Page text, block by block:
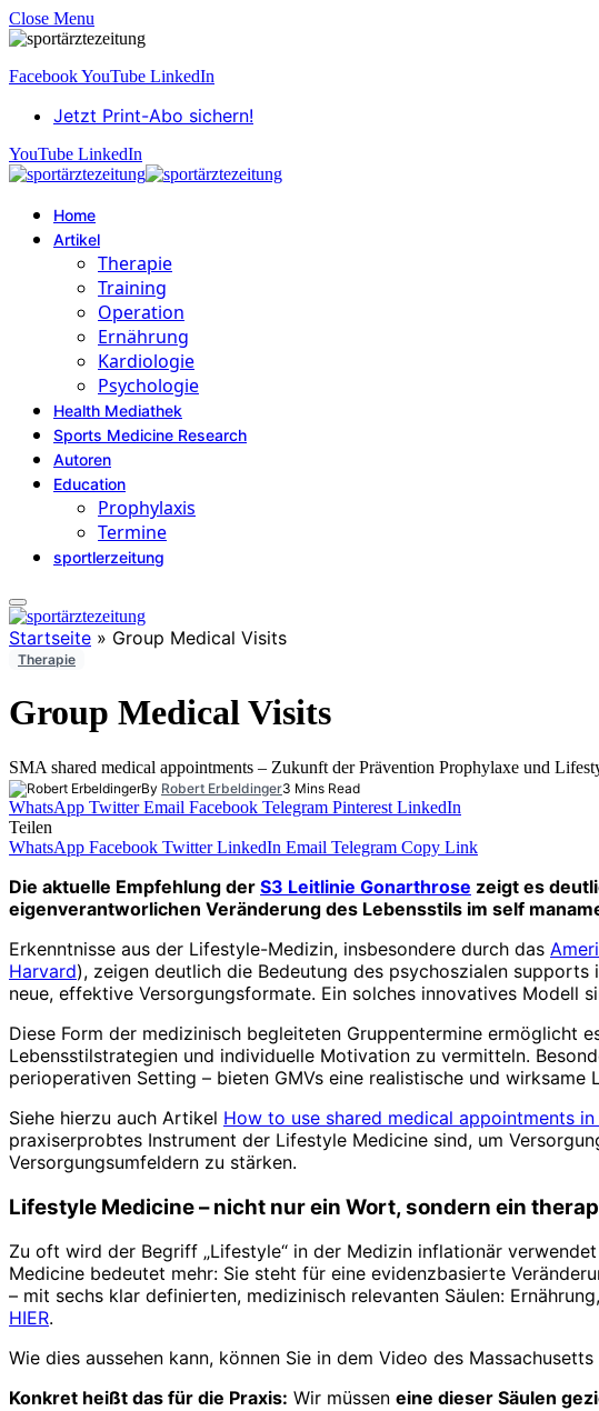
Close Menu
FacebookYouTube LinkedIn
Jetzt Print-Abo sichern!
YouTube LinkedIn
Home
Artikel
Therapie
Training
Operation
Ernährung
Kardiologie
Psychologie
Health Mediathek
Sports Medicine Research
Autoren
Education
Prophylaxis
Termine
sportlerzeitung
Startseite » Group Medical Visits
Therapie
Group Medical Visits
SMA shared medical appointments – Zukunft der Prävention Prophylaxe und
By Robert Erbeldinger3 Mins Read
WhatsApp Twitter Email Facebook Telegram Pinterest LinkedIn
Teilen
WhatsApp Facebook Twitter LinkedIn Email Telegram Copy Link
Die aktuelle Empfehlung der S3 Leitlinie Gonarthrose zeigt es
eigenverantworlichen Veränderung des Lebensstils im self
Erkenntnisse aus der Lifestyle-Medizin, insbesondere durch das
Harvard), zeigen deutlich die Bedeutung des psychoszialen
neue, effektive Versorgungsformate. Ein solches innovatives Modell
Diese Form der medizinisch begleiteten Gruppentermine ermöglicht
Lebensstilstrategien und individuelle Motivation zu vermitteln.
perioperativen Setting – bieten GMVs eine realistische und wirksame
Siehe hierzu auch Artikel How to use shared medical appointments
praxiserprobtes Instrument der Lifestyle Medicine sind, um
Versorgungsumfeldern zu stärken.
Lifestyle Medicine – nicht nur ein Wort, sondern ein
Zu oft wird der Begriff „Lifestyle“ in der Medizin inflationär
Medicine bedeutet mehr: Sie steht für eine evidenzbasierte
– mit sechs klar definierten, medizinisch relevanten Säulen:
HIER.
Wie dies aussehen kann, können Sie in dem Video des
Konkret heißt das für die Praxis: Wir müssen eine dieser Säulen